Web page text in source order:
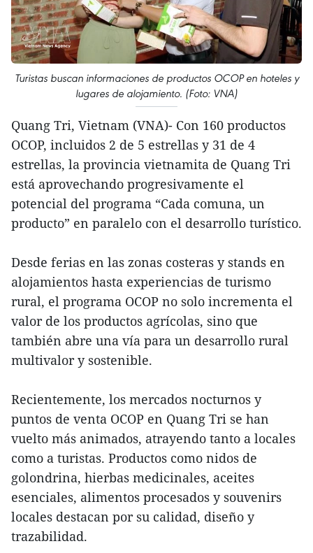
Turistas buscan informaciones de productos OCOP en hoteles y
lugares de alojamiento. (Foto: VNA)
Quang Tri, Vietnam (VNA)- Con 160 productos
OCOP, incluidos 2 de 5 estrellas y 31 de 4
estrellas, la provincia vietnamita de Quang Tri
está aprovechando progresivamente el
potencial del programa “Cada comuna, un
producto” en paralelo con el desarrollo turístico.
Desde ferias en las zonas costeras y stands en
alojamientos hasta experiencias de turismo
rural, el programa OCOP no solo incrementa el
valor de los productos agrícolas, sino que
también abre una vía para un desarrollo rural
multivalor y sostenible.
Recientemente, los mercados nocturnos y
puntos de venta OCOP en Quang Tri se han
vuelto más animados, atrayendo tanto a locales
como a turistas. Productos como nidos de
golondrina, hierbas medicinales, aceites
esenciales, alimentos procesados y souvenirs
locales destacan por su calidad, diseño y
trazabilidad.